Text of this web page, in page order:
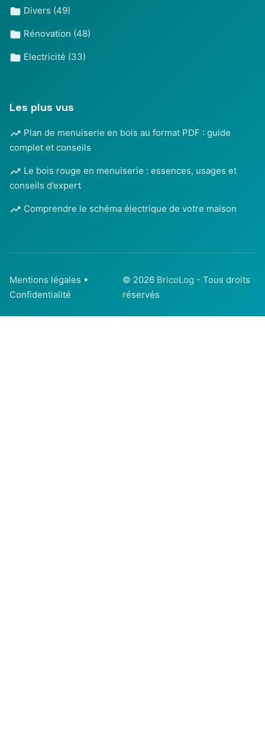
Divers (49)
Rénovation (48)
Electricité (33)
Les plus vus
Plan de menuiserie en bois au format PDF : guide
complet et conseils
Le bois rouge en menuiserie : essences, usages et
conseils d’expert
Comprendre le schéma électrique de votre maison
Mentions légales •
Confidentialité
© 2026 BricoLog - Tous droits
réservés